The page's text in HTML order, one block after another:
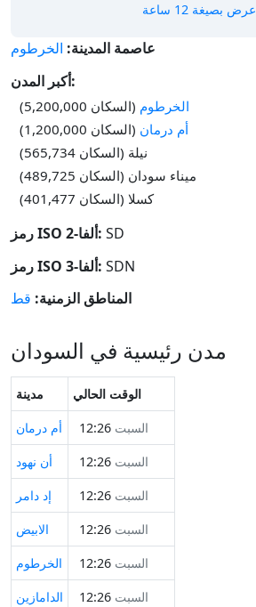
عرض بصيغة 12 ساعة
عاصمة المدينة: الخرطوم
أكبر المدن:
الخرطوم (السكان 5,200,000)
أم درمان (السكان 1,200,000)
نيلة (السكان 565,734)
ميناء سودان (السكان 489,725)
كسلا (السكان 401,477)
رمز ISO ألفا-2: SD
رمز ISO ألفا-3: SDN
المناطق الزمنية: قط
مدن رئيسية في السودان
مدينة
الوقت الحالي
أم درمان
السبت 12:26
أن نهود
السبت 12:26
إد دامر
السبت 12:26
الابيض
السبت 12:26
الخرطوم
السبت 12:26
الدامازين
السبت 12:26